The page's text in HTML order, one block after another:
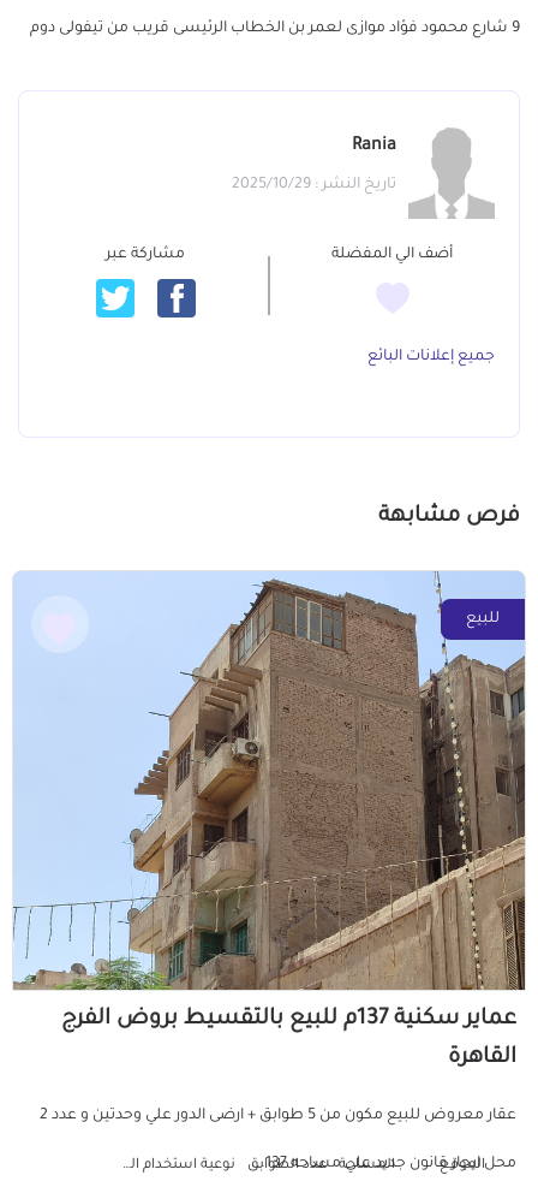
9 شارع محمود فؤاد موازى لعمر بن الخطاب الرئيسى قريب من تيفولى دوم
Rania
تاريخ النشر : 2025/10/29
أضف الي المفضلة مشاركة عبر
جميع إعلانات البائع
فرص مشابهة
للبيع
عماير سكنية 137م للبيع بالتقسيط بروض الفرج
القاهرة
عقار معروض للبيع مكون من 5 طوابق + ارضى الدور علي وحدتين و عدد 2
محل ايجار قانون جديد علي مساحه 137...
الموقع المساحة عدد الطوابق نوعية استخدام العمارة